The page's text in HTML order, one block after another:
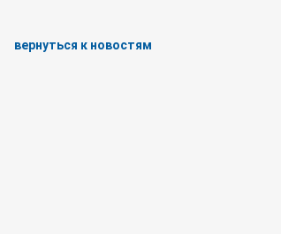
вернуться к новостям